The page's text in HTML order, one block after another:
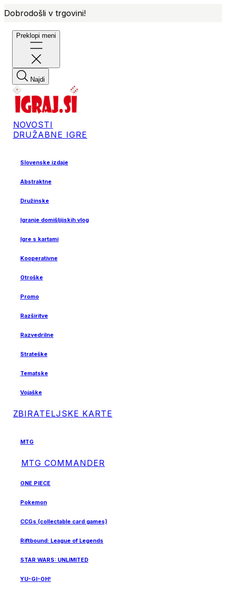
Dobrodošli v trgovini!
Preklopi meni
Najdi
NOVOSTI
DRUŽABNE IGRE
Slovenske izdaje
Abstraktne
Družinske
Igranje domišljijskih vlog
Igre s kartami
Kooperativne
Otroške
Promo
Razširitve
Razvedrilne
Strateške
Tematske
Vojaške
ZBIRATELJSKE KARTE
MTG
MTG COMMANDER
ONE PIECE
Pokemon
CCGs (collectable card games)
Riftbound: League of Legends
STAR WARS: UNLIMITED
YU-GI-OH!